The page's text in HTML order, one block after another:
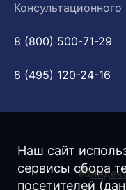
8 (800) 500-71-29
8 (495) 120-24-16
Наш сайт
сервисы сбора
посетителей